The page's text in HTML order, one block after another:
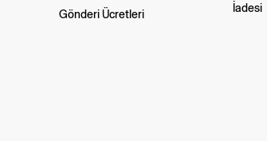
Gönderi Ücretleri
İadesi